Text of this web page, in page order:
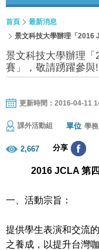
首頁
最新消息
景文科技大學辦理「2016
景文科技大學辦理「
賽」，敬請踴躍參與!
更新時間：2016-04-11
課外活動組 單位 學
2,667 分享
2016 JCLA 第
一、活動宗旨：
提供學生表演和交流
之養成，以提升台灣